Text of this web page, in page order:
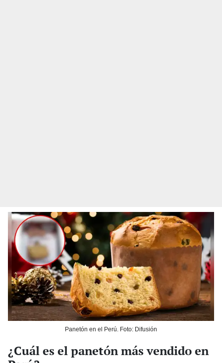
Panetón en el Perú. Foto: Difusión
¿Cuál es el panetón más vendido en